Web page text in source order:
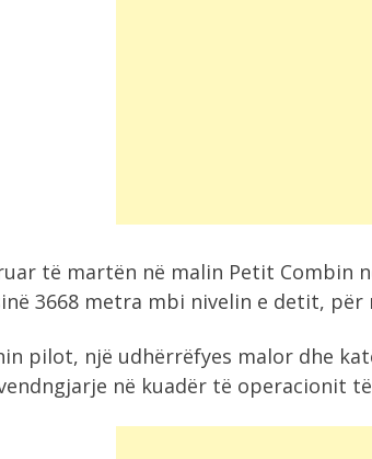
të martën në malin Petit Combin
3668 metra mbi nivelin e detit, për
pilot, një udhërrëfyes malor dhe
në kuadër të operacionit
situata në Kuvendin
deputetja...
e hirit nga Etna detyrojnë